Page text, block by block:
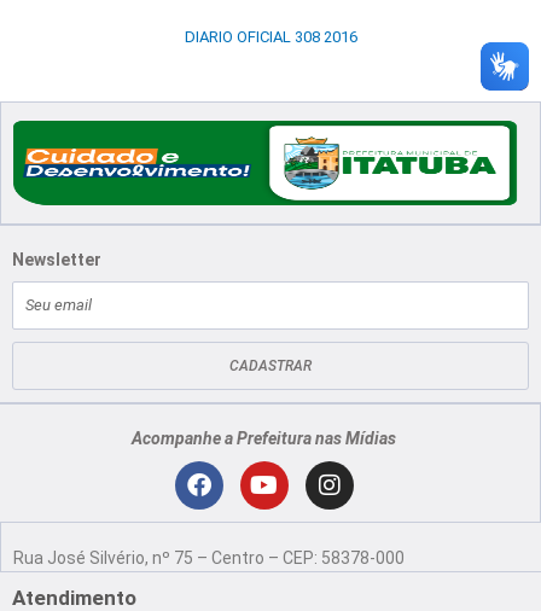
DIARIO OFICIAL 308 2016
Newsletter
mail
CADASTRAR
Acompanhe a Prefeitura nas Mídias
F
c
Y
u
I
n
s
Rua José Silvério, nº 75 – Centro – CEP: 58378-000
Atendimento